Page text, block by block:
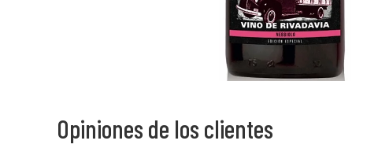
Opiniones de los clientes